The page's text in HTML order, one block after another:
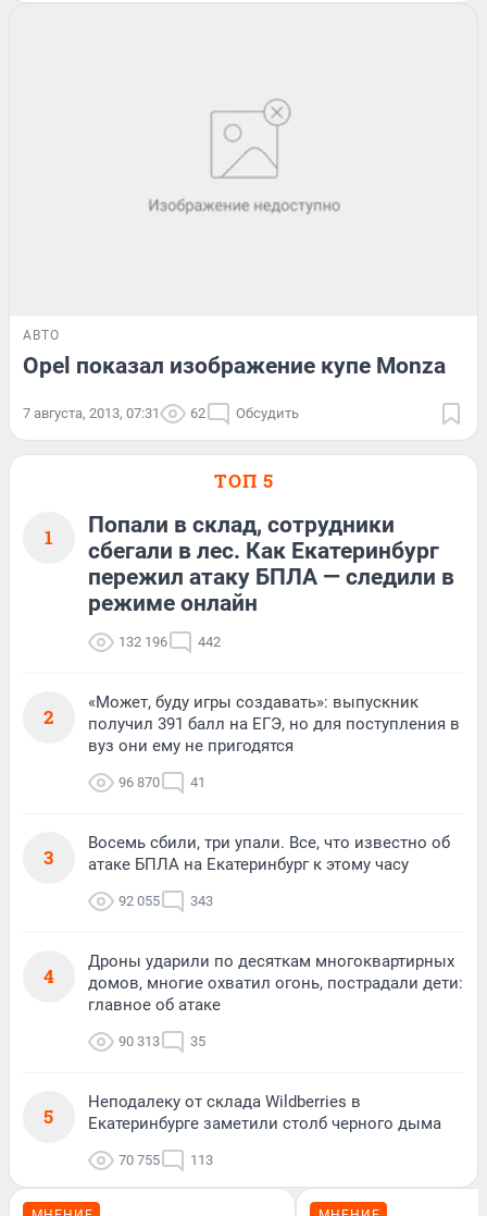
АВТО
Opel показал изображение купе Monza
7 августа, 2013, 07:31 62 Обсудить
ТОП 5
1
Попали в склад, сотрудники
сбегали в лес. Как Екатеринбург
пережил атаку БПЛА — следили в
режиме онлайн
132 196 442
2
«Может, буду игры создавать»: выпускник
получил 391 балл на ЕГЭ, но для поступления в
вуз они ему не пригодятся
96 870 41
3
Восемь сбили, три упали. Все, что известно об
атаке БПЛА на Екатеринбург к этому часу
92 055 343
4
Дроны ударили по десяткам многоквартирных
домов, многие охватил огонь, пострадали дети:
главное об атаке
90 313 35
5
Неподалеку от склада Wildberries в
Екатеринбурге заметили столб черного дыма
70 755 113